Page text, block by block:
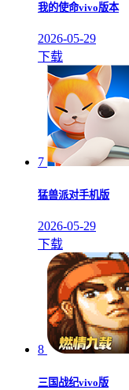
我的使命vivo版本
2026-05-29
下载
7
猛兽派对手机版
2026-05-29
下载
8
三国战纪vivo版